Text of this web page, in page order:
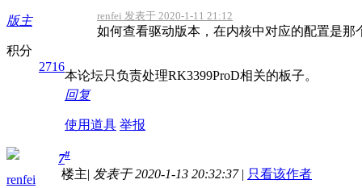
版主
积分
2716
renfei 发表于 2020-1-11 21:12
如何查看驱动版本，在内核中对应的配置是
本论坛只负责处理RK3399ProD相关的板子。
回复
使用道具 举报
renfei
7#
楼主| 发表于 2020-1-13 20:32:37 | 只看该作者